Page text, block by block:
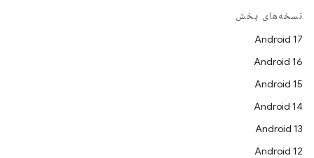
نسخه‌های پخش
Android 17
Android 16
Android 15
Android 14
Android 13
Android 12